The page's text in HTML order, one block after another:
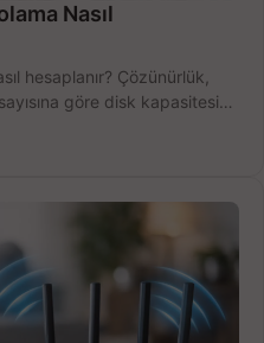
Nasıl
hesaplanır? Çözünürlük,
göre disk kapasitesini